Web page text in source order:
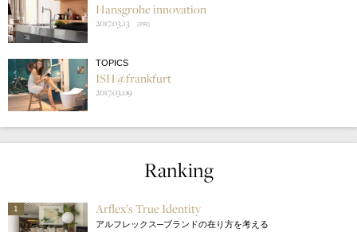
Hansgrohe innovation
2017.03.13 ［PR］
TOPICS
ISH@frankfurt
2017.03.09
Ranking
1 Arflex’s True Identity
アルフレックス─ブランドの在り方を考える